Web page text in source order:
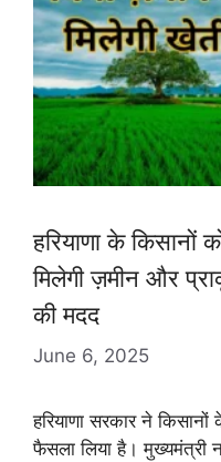
हरियाणा के किसानों
मिलेगी ज़मीन और
की मदद
June 6, 2025
हरियाणा सरकार ने
फैसला लिया है। मुख्यमंत्री